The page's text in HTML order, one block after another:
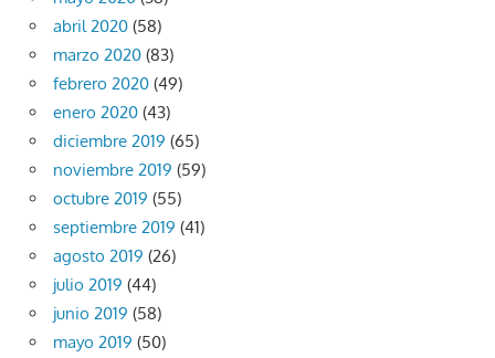
abril 2020 (58)
marzo 2020 (83)
febrero 2020 (49)
enero 2020 (43)
diciembre 2019 (65)
noviembre 2019 (59)
octubre 2019 (55)
septiembre 2019 (41)
agosto 2019 (26)
julio 2019 (44)
junio 2019 (58)
mayo 2019 (50)